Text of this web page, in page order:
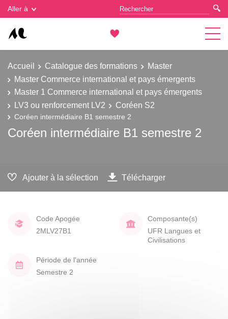
Aller à
Accueil Catalogue des formations
Master
Master Commerce international et pays émergents
Master 1 Commerce international et pays émergents
LV3 ou renforcement LV2
Coréen S2
Coréen intermédiaire B1 semestre 2
Coréen intermédiaire B1 semestre 2
Ajouter à la sélection Télécharger
Code Apogée
2MLV27B1
Composante(s)
UFR Langues et
Civilisations
Période de l'année
Semestre 2
Gestion des cookies